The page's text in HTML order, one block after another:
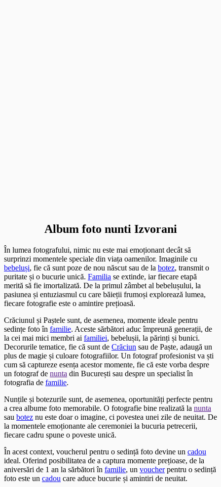
Album foto nunti Izvorani
În lumea fotografului, nimic nu este mai emoționant decât să
surprinzi momentele speciale din viața oamenilor. Imaginile cu
bebeluși, fie că sunt poze de nou născut sau de la botez, transmit o
puritate și o bucurie unică. Familia se extinde, iar fiecare etapă
merită să fie imortalizată. De la primul zâmbet al bebelușului, la
pasiunea și entuziasmul cu care băieții frumoși explorează lumea,
fiecare fotografie este o amintire prețioasă.
Crăciunul și Paștele sunt, de asemenea, momente ideale pentru
sedințe foto în familie. Aceste sărbători aduc împreună generații, de
la cei mai mici membri ai familiei, bebelușii, la părinți și bunici.
Decorurile tematice, fie că sunt de Crăciun sau de Paște, adaugă un
plus de magie și culoare fotografiilor. Un fotograf profesionist va ști
cum să captureze esența acestor momente, fie că este vorba despre
un fotograf de nunta din București sau despre un specialist în
fotografia de familie.
Nunțile și botezurile sunt, de asemenea, oportunități perfecte pentru
a crea albume foto memorabile. O fotografie bine realizată la nunta
sau botez nu este doar o imagine, ci povestea unei zile de neuitat. De
la momentele emoționante ale ceremoniei la bucuria petrecerii,
fiecare cadru spune o poveste unică.
În acest context, voucherul pentru o sedință foto devine un cadou
ideal. Oferind posibilitatea de a captura momente prețioase, de la
aniversări de 1 an la sărbători în familie, un voucherpentru o sedință
foto este un cadou care aduce bucurie și amintiri de neuitat.